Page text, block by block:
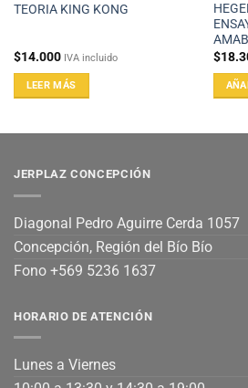
TEORIA KING KONG
$14.000 IVA incluido
LEER MÁS
$
JERPLAZ CONCEPCIÓN
Diagonal Pedro Aguirre Cerda 1057
Concepción, Región del Bío Bío
Fono +569 5236 1637
HORARIO DE ATENCIÓN
Lunes a Viernes